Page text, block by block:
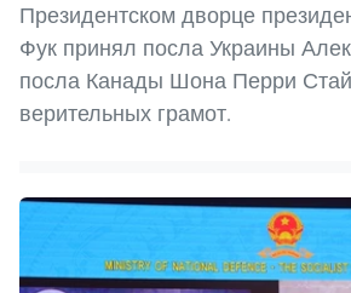
Президентском дворце
Фук принял посла Украины
посла Канады Шона Перри
верительных грамот.